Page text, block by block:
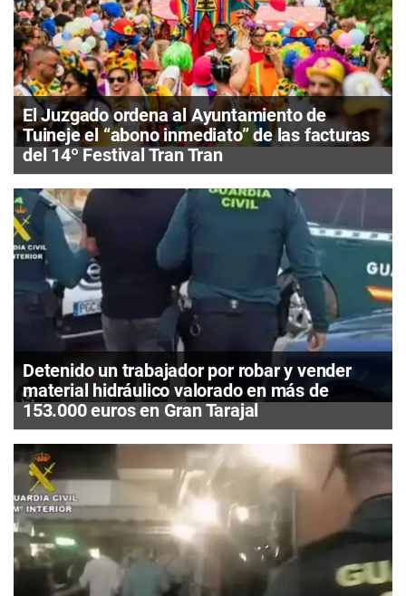
El Juzgado ordena al Ayuntamiento de
Tuineje el “abono inmediato” de las facturas
del 14º Festival Tran Tran
Detenido un trabajador por robar y vender
material hidráulico valorado en más de
153.000 euros en Gran Tarajal